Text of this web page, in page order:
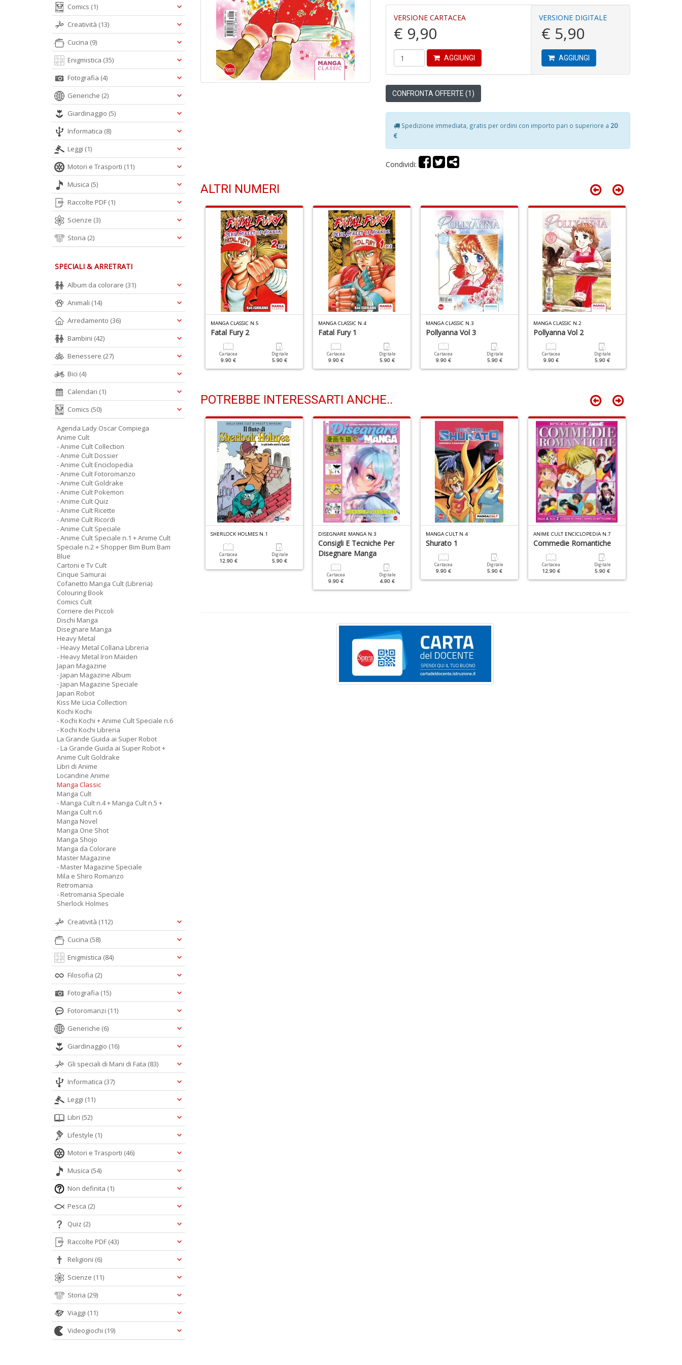
VERSIONE CARTACEA
€ 9,90
AGGIUNGI
VERSIONE DIGITALE
€ 5,90
AGGIUNGI
CONFRONTA OFFERTE (1)
Spedizione immediata, gratis per ordini con importo pari o superiore a 20
€
Condividi:
ALTRI NUMERI
Digitale
5.90 €
MANGA CLASSIC N.2
Pollyanna Vol 2
Cartacea
9.90 €
Digitale
MANGA CLASSIC N.5
Fatal Fury 2
Cartacea
9.90 €
Digitale
5.90 €
MANGA CLASSIC N.4
Fatal Fury 1
Cartacea
9.90 €
Digitale
5.90 €
MANGA CLASSIC N.3
Pollyanna Vol 3
Cartacea
9.90 €
Digitale
5.90 €
MANGA CLASSIC N.2
Pollyanna Vol 2
Cartacea
9.90 €
Digitale
5.90 €
POTREBBE INTERESSARTI ANCHE..
Digitale
5.90 €
ANIME CULT DOSSIER N.3
Studio Ghibli
SHERLOCK HOLMES N.1
Cartacea
12.90 €
Digitale
5.90 €
DISEGNARE MANGA N.3
Consigli E Tecniche Per
Disegnare Manga
Cartacea
9.90 €
Digitale
4.90 €
MANGA CULT N.4
Shurato 1
Cartacea
9.90 €
Digitale
5.90 €
ANIME CULT ENCICLOPEDIA N.7
Commedie Romantiche
Cartacea
12.90 €
Digitale
5.90 €
Comics (1)
Creatività (13)
Cucina (9)
Enigmistica (35)
Fotografia (4)
Generiche (2)
Giardinaggio (5)
Informatica (8)
Leggi (1)
Motori e Trasporti (11)
Musica (5)
Raccolte PDF (1)
Scienze (3)
Storia (2)
SPECIALI & ARRETRATI
Album da colorare (31)
Animali (14)
Arredamento (36)
Bambini (42)
Benessere (27)
Bici (4)
Calendari (1)
Comics (50)
Agenda Lady Oscar Compiega
Anime Cult
- Anime Cult Collection
- Anime Cult Dossier
- Anime Cult Enciclopedia
- Anime Cult Fotoromanzo
- Anime Cult Goldrake
- Anime Cult Pokemon
- Anime Cult Quiz
- Anime Cult Ricette
- Anime Cult Ricordi
- Anime Cult Speciale
- Anime Cult Speciale n.1 + Anime Cult
Speciale n.2 + Shopper Bim Bum Bam
Blue
Cartoni e Tv Cult
Cinque Samurai
Cofanetto Manga Cult (Libreria)
Colouring Book
Comics Cult
Corriere dei Piccoli
Dischi Manga
Disegnare Manga
Heavy Metal
- Heavy Metal Collana Libreria
- Heavy Metal Iron Maiden
Japan Magazine
- Japan Magazine Album
- Japan Magazine Speciale
Japan Robot
Kiss Me Licia Collection
Kochi Kochi
- Kochi Kochi + Anime Cult Speciale n.6
- Kochi Kochi Libreria
La Grande Guida ai Super Robot
- La Grande Guida ai Super Robot +
Anime Cult Goldrake
Libri di Anime
Locandine Anime
Manga Classic
Manga Cult
- Manga Cult n.4 + Manga Cult n.5 +
Manga Cult n.6
Manga Novel
Manga One Shot
Manga Shojo
Manga da Colorare
Master Magazine
- Master Magazine Speciale
Mila e Shiro Romanzo
Retromania
- Retromania Speciale
Sherlock Holmes
Creatività (112)
Cucina (58)
Enigmistica (84)
Filosofia (2)
Fotografia (15)
Fotoromanzi (11)
Generiche (6)
Giardinaggio (16)
Gli speciali di Mani di Fata (83)
Informatica (37)
Leggi (11)
Libri (52)
Lifestyle (1)
Motori e Trasporti (46)
Musica (54)
Non definita (1)
Pesca (2)
Quiz (2)
Raccolte PDF (43)
Religioni (6)
Scienze (11)
Storia (29)
Viaggi (11)
Videogiochi (19)